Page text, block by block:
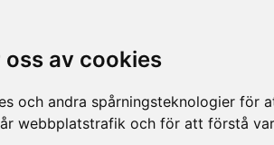
av cookies
och andra spårningsteknologier
webbplatstrafik och för att förstå